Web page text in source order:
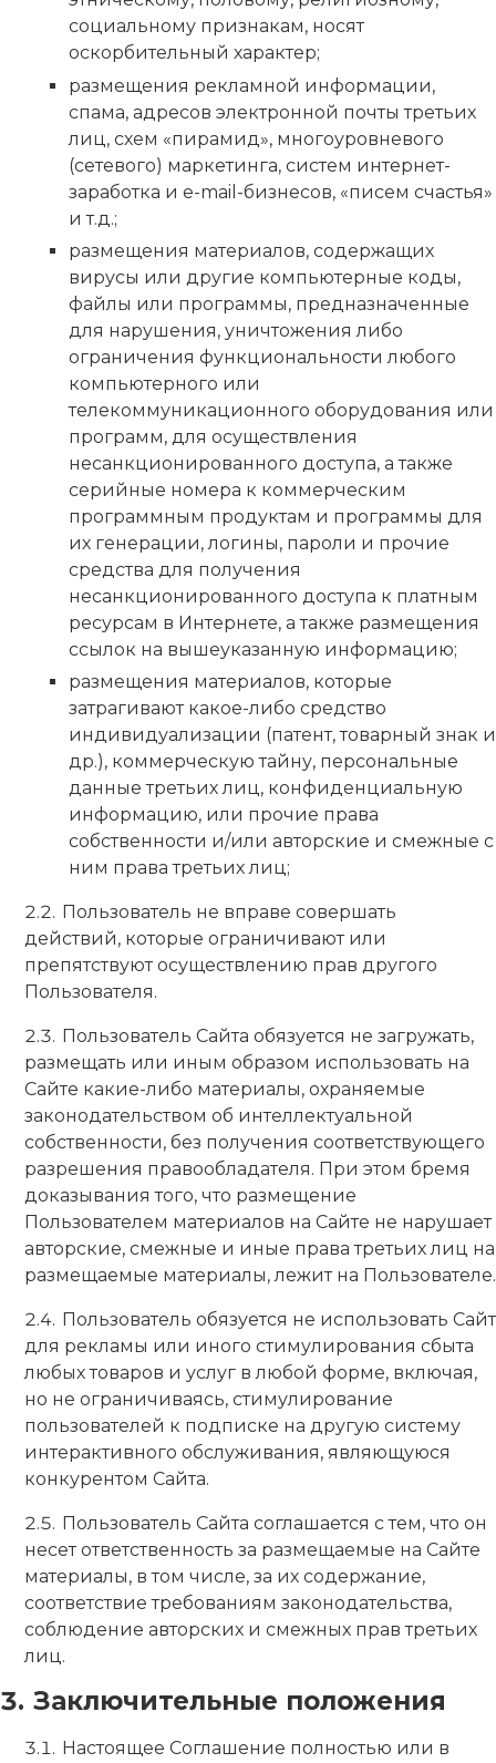
социальному признакам, носят
оскорбительный характер;
размещения рекламной информации,
спама, адресов электронной почты третьих
лиц, схем «пирамид», многоуровневого
(сетевого) маркетинга, систем интернет-
заработка и e-mail-бизнесов, «писем счастья»
и т.д.;
размещения материалов, содержащих
вирусы или другие компьютерные коды,
файлы или программы, предназначенные
для нарушения, уничтожения либо
ограничения функциональности любого
компьютерного или
телекоммуникационного оборудования или
программ, для осуществления
несанкционированного доступа, а также
серийные номера к коммерческим
программным продуктам и программы для
их генерации, логины, пароли и прочие
средства для получения
несанкционированного доступа к платным
ресурсам в Интернете, а также размещения
ссылок на вышеуказанную информацию;
размещения материалов, которые
затрагивают какое-либо средство
индивидуализации (патент, товарный знак и
др.), коммерческую тайну, персональные
данные третьих лиц, конфиденциальную
информацию, или прочие права
собственности и/или авторские и смежные с
ним права третьих лиц;
Пользователь не вправе совершать
действий, которые ограничивают или
препятствуют осуществлению прав другого
Пользователя.
Пользователь Сайта обязуется не загружать,
размещать или иным образом использовать на
Сайте какие-либо материалы, охраняемые
законодательством об интеллектуальной
собственности, без получения соответствующего
разрешения правообладателя. При этом бремя
доказывания того, что размещение
Пользователем материалов на Сайте не нарушает
авторские, смежные и иные права третьих лиц на
размещаемые материалы, лежит на Пользователе.
Пользователь обязуется не использовать Сайт
для рекламы или иного стимулирования сбыта
любых товаров и услуг в любой форме, включая,
но не ограничиваясь, стимулирование
пользователей к подписке на другую систему
интерактивного обслуживания, являющуюся
конкурентом Сайта.
Пользователь Сайта соглашается с тем, что он
несет ответственность за размещаемые на Сайте
материалы, в том числе, за их содержание,
соответствие требованиям законодательства,
соблюдение авторских и смежных прав третьих
лиц.
Заключительные положения
Настоящее Соглашение полностью или в